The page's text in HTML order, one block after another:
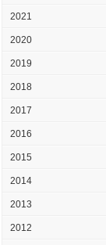
2021
2020
2019
2018
2017
2016
2015
2014
2013
2012